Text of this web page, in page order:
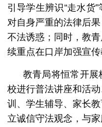
引导学生辨识“走水货
对自身严重的法律后
不法诱惑；同时，教
续重点在口岸加强宣传
教青局将恒常开展
校进行普法讲座和活
训、学生辅导、家长
立诚信守法观念，与